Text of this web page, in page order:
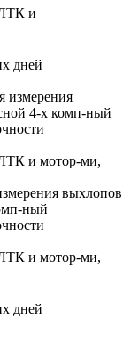
ЛТК и
дней
выхлопов
ный
ЛТК и мотор-ми,
дней